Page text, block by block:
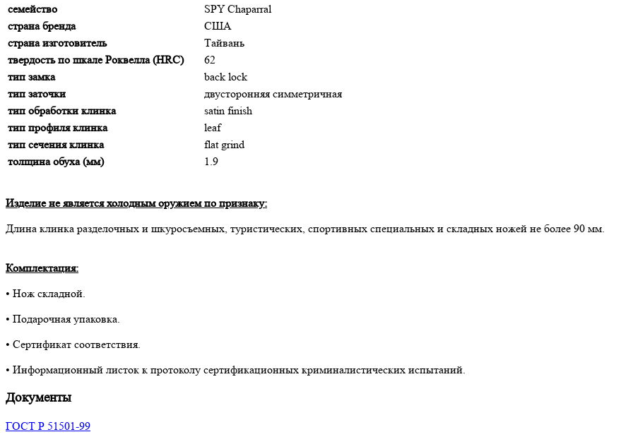
семейство
SPY Chaparral
страна бренда
США
страна изготовитель
Тайвань
твердость по шкале Роквелла (HRC)
62
тип замка
back lock
тип заточки
двусторонняя симметричная
тип обработки клинка
satin finish
тип профиля клинка
leaf
тип сечения клинка
flat grind
толщина обуха (мм)
1.9
Изделие не является холодным оружием по признаку:
Длина клинка разделочных и шкуросъемных, туристических, спортивных специальных и складных ножей не более 90 мм.
Комплектация:
• Нож складной.
• Подарочная упаковка.
• Сертификат соответствия.
• Информационный листок к протоколу сертификационных криминалистических испытаний.
Документы
ГОСТ Р 51501-99